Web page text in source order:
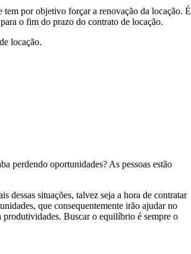
por objetivo forçar a renovação da locação. É
o fim do prazo do contrato de locação.
locação.
perdendo oportunidades? As pessoas estão
dessas situações, talvez seja a hora de contratar
que consequentemente irão ajudar no
produtividades. Buscar o equilíbrio é sempre o